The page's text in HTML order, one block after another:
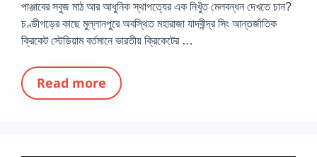
পাঞ্জাবের সবুজ মাঠ আর আধুনিক স্থাপত্যের এক নিখুঁত মেলবন্ধন দেখতে চান?
চণ্ডীগড়ের কাছে মুল্লানপুরে অবস্থিত মহারাজা যাদবীন্দ্র সিং আন্তর্জাতিক
ক্রিকেট স্টেডিয়াম বর্তমানে ভারতীয় ক্রিকেটের …
Read more